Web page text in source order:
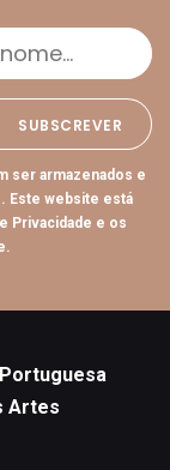
ser armazenados e
. Este website está
Privacidade e os
Artes